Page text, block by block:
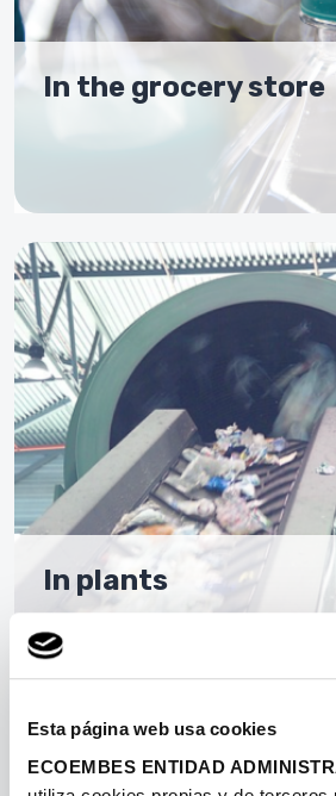
Esta página web usa cookies
ECOEMBES ENTIDAD
In the grocery store
In plants